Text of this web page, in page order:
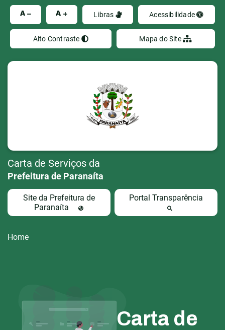
A A Libras Acessibilidade
Alto Contraste Mapa do Site
Carta de Serviços da
Prefeitura de Paranaíta
Site da Prefeitura de
Paranaíta
Portal Transparência
Home
Carta de